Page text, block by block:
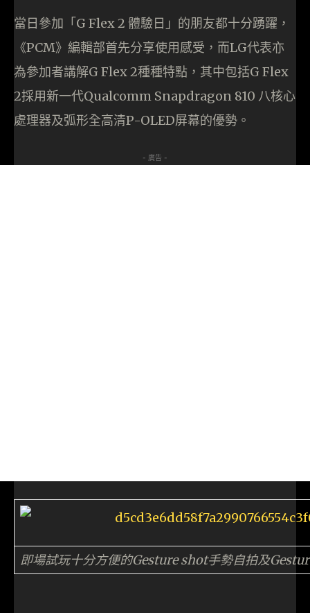
當日參加「G Flex 2 體驗日」的朋友都十分踴躍，
《PCM》編輯部首先分享使用感受，而LG代表亦
為參加者講解G Flex 2種種特點，其中包括G Flex
2採用新一代Qualcomm Snapdragon 810 八核心
處理器及弧形全高清P-OLED屏幕的優勢。
- 廣告 -
即場試玩十分方便的Gesture shot手勢自拍及